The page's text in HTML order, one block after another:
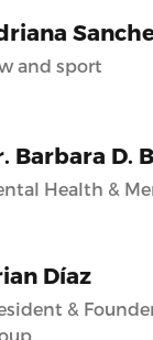
and sport
Barbara D.
Health &
Díaz
&